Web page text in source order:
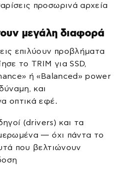
προσωρινά αρχεία
μεγάλη διαφορά
επιλύουν προβλήματα
το TRIM για SSD,
ή «Balanced» power
και
οπτικά εφέ.
(drivers) και τα
— όχι πάντα το
που βελτιώνουν